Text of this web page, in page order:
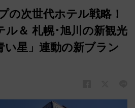
の次世代ホテル戦略！
ル＆ 札幌･旭川の新観光
い星」連動の新ブラン